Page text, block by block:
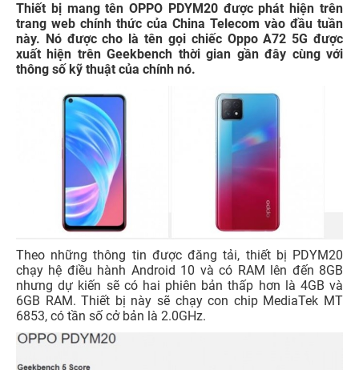
Thiết bị mang tên OPPO PDYM20 được phát hiện trên
trang web chính thức của China Telecom vào đầu tuần
này. Nó được cho là tên gọi chiếc Oppo A72 5G được
xuất hiện trên Geekbench thời gian gần đây cùng với
thông số kỹ thuật của chính nó.
Theo những thông tin được đăng tải, thiết bị PDYM20
chạy hệ điều hành Android 10 và có RAM lên đến 8GB
nhưng dự kiến sẽ có hai phiên bản thấp hơn là 4GB và
6GB RAM. Thiết bị này sẽ chạy con chip MediaTek MT
6853, có tần số cở bản là 2.0GHz.